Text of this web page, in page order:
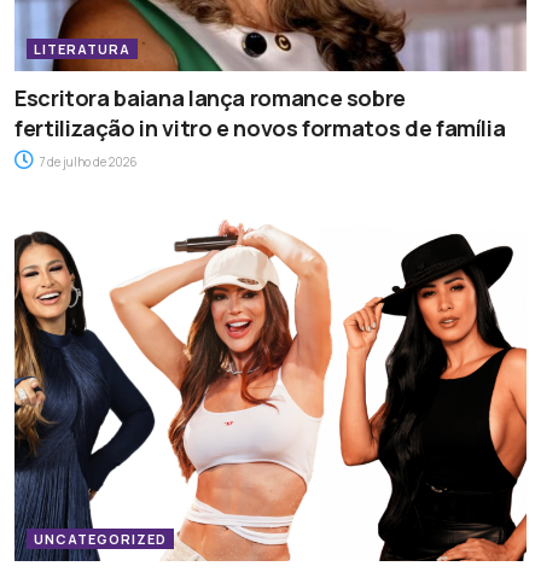
LITERATURA
Escritora baiana lança romance sobre
fertilização in vitro e novos formatos de família
7 de julho de 2026
UNCATEGORIZED